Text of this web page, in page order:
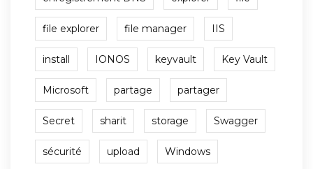
file explorer file manager IIS
install IONOS keyvault Key Vault
Microsoft partage partager
Secret sharit storage Swagger
sécurité upload Windows